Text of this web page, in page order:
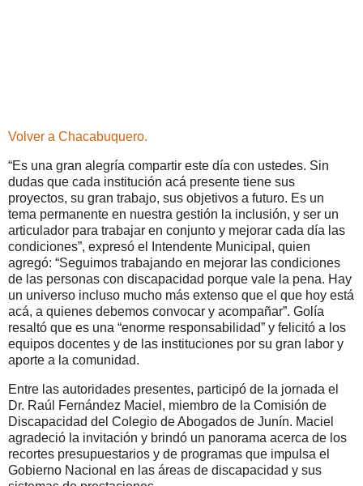
Volver a Chacabuquero.
“Es una gran alegría compartir este día con ustedes. Sin
dudas que cada institución acá presente tiene sus
proyectos, su gran trabajo, sus objetivos a futuro. Es un
tema permanente en nuestra gestión la inclusión, y ser un
articulador para trabajar en conjunto y mejorar cada día las
condiciones”, expresó el Intendente Municipal, quien
agregó: “Seguimos trabajando en mejorar las condiciones
de las personas con discapacidad porque vale la pena. Hay
un universo incluso mucho más extenso que el que hoy está
acá, a quienes debemos convocar y acompañar”. Golía
resaltó que es una “enorme responsabilidad” y felicitó a los
equipos docentes y de las instituciones por su gran labor y
aporte a la comunidad.
Entre las autoridades presentes, participó de la jornada el
Dr. Raúl Fernández Maciel, miembro de la Comisión de
Discapacidad del Colegio de Abogados de Junín. Maciel
agradeció la invitación y brindó un panorama acerca de los
recortes presupuestarios y de programas que impulsa el
Gobierno Nacional en las áreas de discapacidad y sus